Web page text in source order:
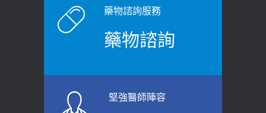
藥物諮詢服務
藥物諮詢
堅強醫師陣容